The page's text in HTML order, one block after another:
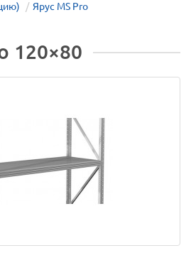
Ярус MS Pro
120×80